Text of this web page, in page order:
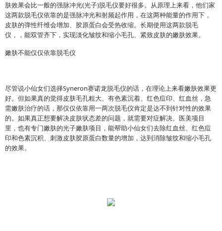
肤效果会比一般的强脉冲光(光子)脱毛仪要好很多。从原理上来看，他们家
这两款脱毛仪依靠的是强脉冲光和射频起作用，在这两种能量的作用下，
皮肤的弹性纤维会增加、胶原蛋白会受热收缩。长期使用这两款脱毛
仪，，能双管齐下，实现淡化皱纹和缩小毛孔、紧致皮肤的嫩肤效果。
嫩肤不能仅仅依靠脱毛仪
尽管说小仙女们选择Syneron赛诺龙脱毛仪的话，在理论上来看嫩肤效果更
好。但如果真的觉得皮肤毛孔粗大、有色素沉着、红色痘印、红血丝，急
需嫩肤治疗的话，那仅仅依靠用一两次脱毛仪肯定是达不到针对性的效果
的。如果真正想要解决皮肤状态差的问题，就需要对症解决。医美项目
里，也有专门嫩肤的光子嫩肤项目，能帮助小仙女们去除红血丝、红色痘
印和色素沉积、刺激皮肤胶原蛋白数量的增加，达到消除皱纹和缩小毛孔
的效果。